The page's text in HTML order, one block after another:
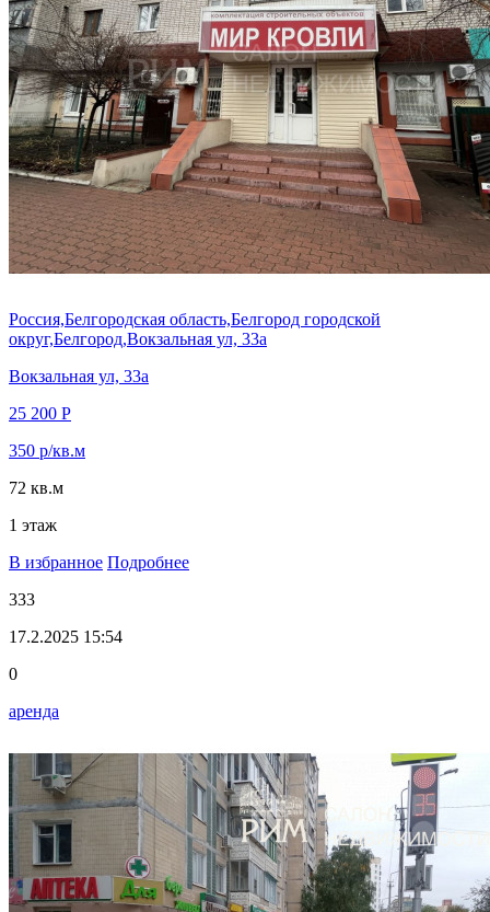
Россия,Белгородская область,Белгород городской
округ,Белгород,Вокзальная ул, 33а
Вокзальная ул, 33а
25 200 Р
350 р/кв.м
72 кв.м
1 этаж
В избранное Подробнее
333
17.2.2025 15:54
0
аренда